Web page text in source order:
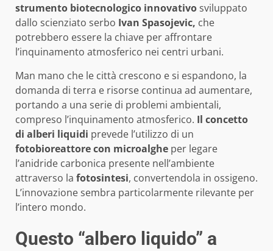
strumento biotecnologico innovativosviluppato
dallo scienziato serbo Ivan Spasojevic, che
potrebbero essere la chiave per affrontare
l’inquinamento atmosferico nei centri urbani.
Man mano che le città crescono e si espandono, la
domanda di terra e risorse continua ad aumentare,
portando a una serie di problemi ambientali,
compreso l’inquinamento atmosferico. Il concetto
di alberi liquidi prevede l’utilizzo di un
fotobioreattore con microalghe per legare
l’anidride carbonica presente nell’ambiente
attraverso la fotosintesi, convertendola in ossigeno.
L’innovazione sembra particolarmente rilevante per
l’intero mondo.
Questo “albero liquido” a